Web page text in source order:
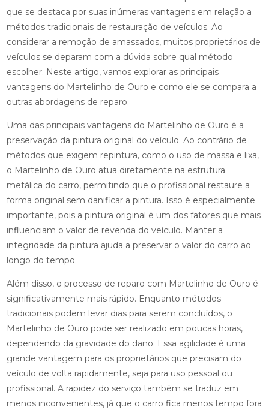
que se destaca por suas inúmeras vantagens em relação a
métodos tradicionais de restauração de veículos. Ao
considerar a remoção de amassados, muitos proprietários de
veículos se deparam com a dúvida sobre qual método
escolher. Neste artigo, vamos explorar as principais
vantagens do Martelinho de Ouro e como ele se compara a
outras abordagens de reparo.
Uma das principais vantagens do Martelinho de Ouro é a
preservação da pintura original do veículo. Ao contrário de
métodos que exigem repintura, como o uso de massa e lixa,
o Martelinho de Ouro atua diretamente na estrutura
metálica do carro, permitindo que o profissional restaure a
forma original sem danificar a pintura. Isso é especialmente
importante, pois a pintura original é um dos fatores que mais
influenciam o valor de revenda do veículo. Manter a
integridade da pintura ajuda a preservar o valor do carro ao
longo do tempo.
Além disso, o processo de reparo com Martelinho de Ouro é
significativamente mais rápido. Enquanto métodos
tradicionais podem levar dias para serem concluídos, o
Martelinho de Ouro pode ser realizado em poucas horas,
dependendo da gravidade do dano. Essa agilidade é uma
grande vantagem para os proprietários que precisam do
veículo de volta rapidamente, seja para uso pessoal ou
profissional. A rapidez do serviço também se traduz em
menos inconvenientes, já que o carro fica menos tempo fora